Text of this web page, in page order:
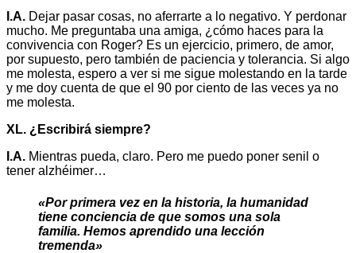
I.A. Dejar pasar cosas, no aferrarte a lo negativo. Y perdonar
mucho. Me preguntaba una amiga, ¿cómo haces para la
convivencia con Roger? Es un ejercicio, primero, de amor,
por supuesto, pero también de paciencia y tolerancia. Si algo
me molesta, espero a ver si me sigue molestando en la tarde
y me doy cuenta de que el 90 por ciento de las veces ya no
me molesta.
XL. ¿Escribirá siempre?
I.A. Mientras pueda, claro. Pero me puedo poner senil o
tener alzhéimer…
«Por primera vez en la historia, la humanidad
tiene conciencia de que somos una sola
familia. Hemos aprendido una lección
tremenda»